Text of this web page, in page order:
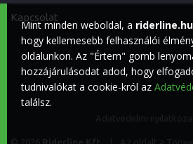
Kapcsolat
Mint minden weboldal, a riderline.hu
hogy kellemesebb felhasználói
oldalunkon. Az "Értem" gomb
hozzájárulásodat adod, hogy
tudnivalókat a cookie-król az
találsz.